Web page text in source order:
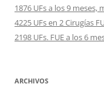
1876 UFs a los 9 meses,
4225 UFs en 2 Cirugías
2198 UFs. FUE a los 6
ARCHIVOS